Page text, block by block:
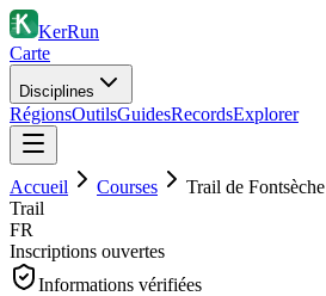
KerRun
Carte
Disciplines
RégionsOutilsGuidesRecordsExplorer
Accueil Courses
Trail de Fontsèche
Trail
FR
Inscriptions ouvertes
Informations vérifiées